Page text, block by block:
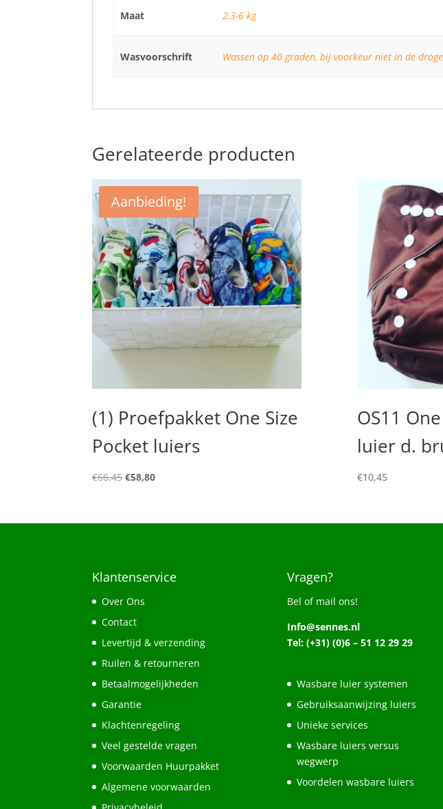
Maat 2,3-6 kg
Wasvoorschrift Wassen op 40 graden, bij voorkeur niet in de
Gerelateerde producten
Aanbieding!
(1) Proefpakket One Size
Pocket luiers
€66,45Oorspronkelijke
€66,45.
€58,80Huidige
€58,80.
OS11
luier d.
€10,45
Klantenservice
Over Ons
Contact
Levertijd & verzending
Ruilen & retourneren
Betaalmogelijkheden
Garantie
Klachtenregeling
Veel gestelde vragen
Voorwaarden Huurpakket
Algemene voorwaarden
Vragen?
Bel of mail ons!
Info@sennes.nl
Tel: (+31) (0)6 – 51 12 29 29
Wasbare luier systemen
Gebruiksaanwijzing luiers
Unieke services
Wasbare luiers versus
wegwerp
Voordelen wasbare luiers